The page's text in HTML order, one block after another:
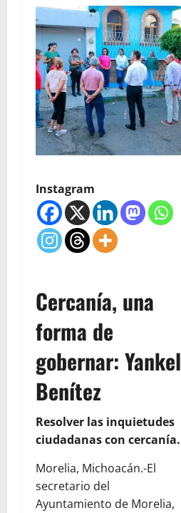
Instagram
Cercanía, una
forma de
gobernar: Yankel
Benítez
Resolver las inquietudes
ciudadanas con cercanía.
Morelia, Michoacán.-El
secretario del
Ayuntamiento de Morelia,